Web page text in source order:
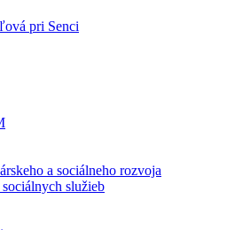
a sociálneho rozvoja
služieb